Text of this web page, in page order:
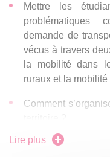
écologique. Cette
façon plus large
sont confrontées à
centrée des
moindre gestion) de
La seconde permet
publiques et des
Mettre les
problématiques
demande de
vécus à travers
la mobilité dans
ruraux et la
Comment
Quels sont les
Lire plus